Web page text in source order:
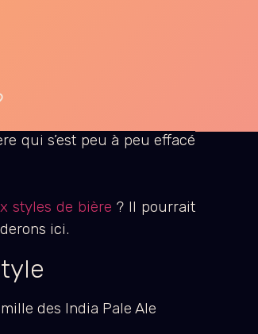
qui s’est peu à peu effacé
styles de bière ? Il pourrait
ici.
des India Pale Ale